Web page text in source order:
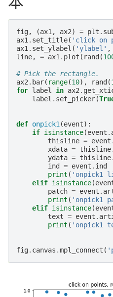
fig, (ax1 , ax2) = plt .
ax1 . set_title( 'click on
ax1 . set_ylabel ( 'ylabel' ,
line, = ax1 . plot ( rand (
# Pick the rectangle.
ax2 . bar( range(10), rand (
for label in ax2 .
label . set_picker(
def onpick1 (event):
if isinstance(event .
thisline = event .
xdata = thisline.
ydata = thisline.
ind
= event . ind
print ( 'onpick1
elif isinstance(
patch = event .
print ( 'onpick1
elif isinstance(
text = event .
print ( 'onpick1
fig. canvas .mpl_connect (